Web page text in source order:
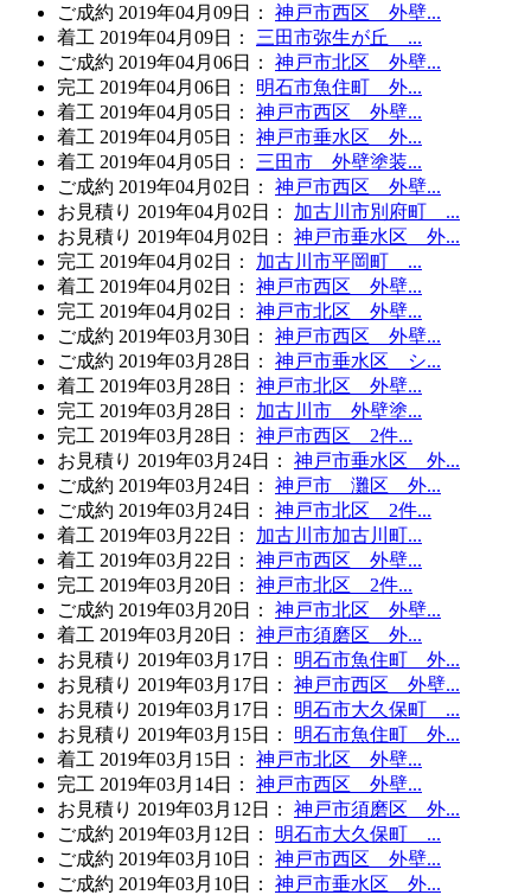
ご成約 2019年04月09日 ：
神戸市西区 外壁...
着工 2019年04月09日 ：
三田市弥生が丘 ...
ご成約 2019年04月06日 ：
神戸市北区 外壁...
完工 2019年04月06日 ：
明石市魚住町 外...
着工 2019年04月05日 ：
神戸市西区 外壁...
着工 2019年04月05日 ：
神戸市垂水区 外...
着工 2019年04月05日 ：
三田市 外壁塗装...
ご成約 2019年04月02日 ：
神戸市西区 外壁...
お見積り 2019年04月02日 ：
加古川市別府町 ...
お見積り 2019年04月02日 ：
神戸市垂水区 外...
完工 2019年04月02日 ：
加古川市平岡町 ...
着工 2019年04月02日 ：
神戸市西区 外壁...
完工 2019年04月02日 ：
神戸市北区 外壁...
ご成約 2019年03月30日 ：
神戸市西区 外壁...
ご成約 2019年03月28日 ：
神戸市垂水区 シ...
着工 2019年03月28日 ：
神戸市北区 外壁...
完工 2019年03月28日 ：
加古川市 外壁塗...
完工 2019年03月28日 ：
神戸市西区 2件...
お見積り 2019年03月24日 ：
神戸市垂水区 外...
ご成約 2019年03月24日 ：
神戸市 灘区 外...
ご成約 2019年03月24日 ：
神戸市北区 2件...
着工 2019年03月22日 ：
加古川市加古川町...
着工 2019年03月22日 ：
神戸市西区 外壁...
完工 2019年03月20日 ：
神戸市北区 2件...
ご成約 2019年03月20日 ：
神戸市北区 外壁...
着工 2019年03月20日 ：
神戸市須磨区 外...
お見積り 2019年03月17日 ：
明石市魚住町 外...
お見積り 2019年03月17日 ：
神戸市西区 外壁...
お見積り 2019年03月17日 ：
明石市大久保町 ...
お見積り 2019年03月15日 ：
明石市魚住町 外...
着工 2019年03月15日 ：
神戸市北区 外壁...
完工 2019年03月14日 ：
神戸市西区 外壁...
お見積り 2019年03月12日 ：
神戸市須磨区 外...
ご成約 2019年03月12日 ：
明石市大久保町 ...
ご成約 2019年03月10日 ：
神戸市西区 外壁...
ご成約 2019年03月10日 ：
神戸市垂水区 外...